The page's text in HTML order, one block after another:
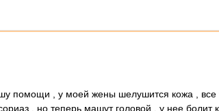
помощи , у моей жены шелушится кожа , все
, но теперь машут головой , у нее болит